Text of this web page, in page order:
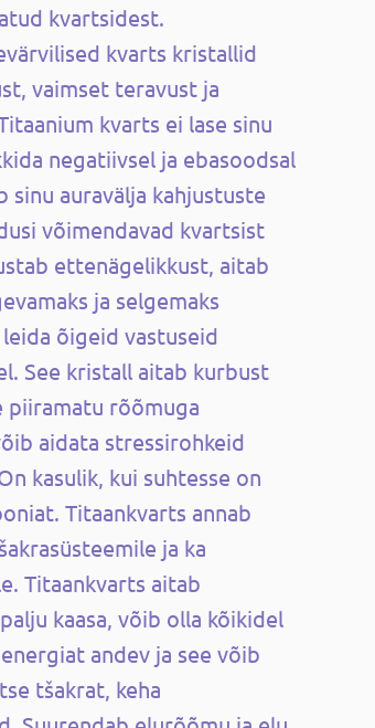
kvartsidest.
kvarts kristallid
vaimset teravust ja
kvarts ei lase sinu
negatiivsel ja ebasoodsal
sinu auravälja kahjustuste
võimendavad kvartsist
ettenägelikkust, aitab
ja selgemaks
õigeid vastuseid
See kristall aitab kurbust
piiramatu rõõmuga
aidata stressirohkeid
kasulik, kui suhtesse on
Titaankvarts annab
ja ka
Titaankvarts aitab
kaasa, võib olla kõikidel
andev ja see võib
tšakrat, keha